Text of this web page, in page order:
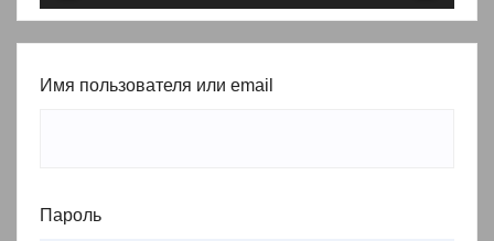
Имя пользователя или email
Пароль